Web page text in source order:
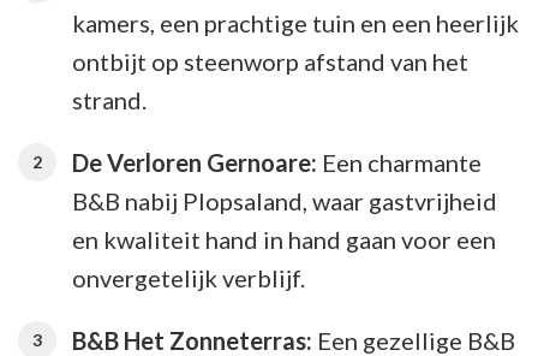
kamers, een prachtige tuin en een heerlijk
ontbijt op steenworp afstand van het
strand.
De Verloren Gernoare: Een charmante
B&B nabij Plopsaland, waar gastvrijheid
en kwaliteit hand in hand gaan voor een
onvergetelijk verblijf.
B&B Het Zonneterras: Een gezellige B&B